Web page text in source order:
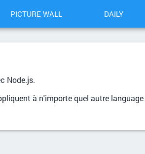
PICTURE WALL DAILY
Node.js.
à n'importe quel autre